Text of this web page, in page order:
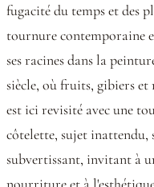
fugacité du temps et des
tournure contemporaine
ses racines dans la
siècle, où fruits, gibiers
est ici revisité avec une
côtelette, sujet
subvertissant, invitant à